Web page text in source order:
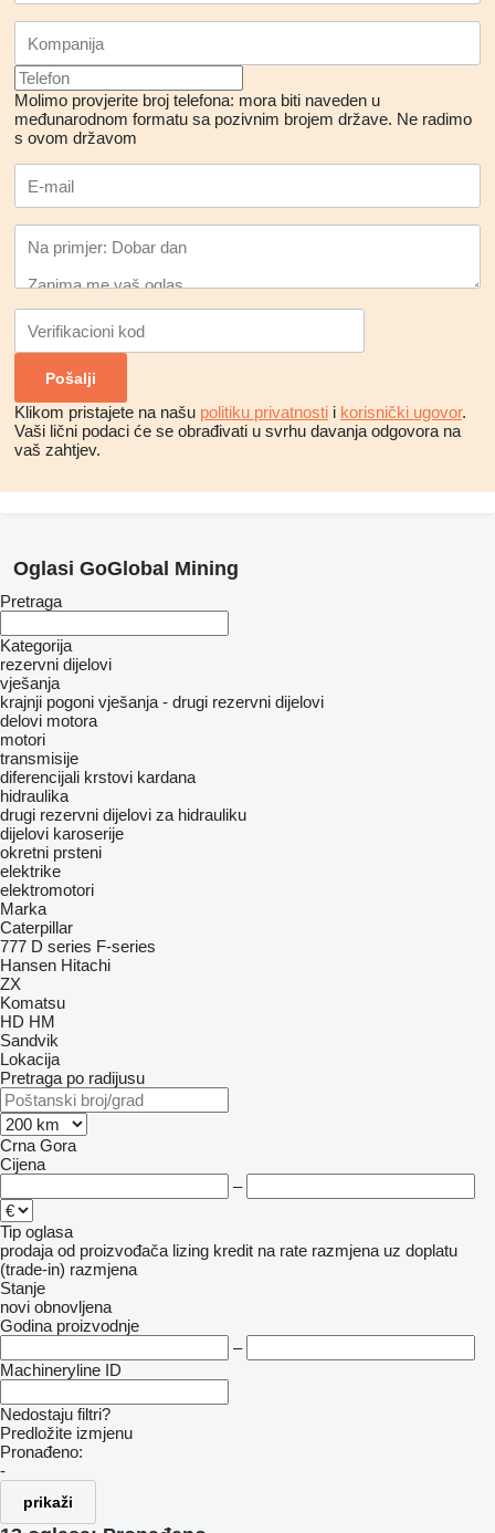
Molimo provjerite broj telefona: mora biti naveden u
međunarodnom formatu sa pozivnim brojem države. Ne radimo
s ovom državom
Klikom pristajete na našu politiku privatnosti i korisnički ugovor.
Vaši lični podaci će se obrađivati ​​u svrhu davanja odgovora na
vaš zahtjev.
Oglasi GoGlobal Mining
Pretraga
Kategorija
rezervni dijelovi
vješanja
krajnji pogoni vješanja - drugi rezervni dijelovi
delovi motora
motori
transmisije
diferencijali krstovi kardana
hidraulika
drugi rezervni dijelovi za hidrauliku
dijelovi karoserije
okretni prsteni
elektrike
elektromotori
Marka
Caterpillar
777 D series F-series
Hansen Hitachi
ZX
Komatsu
HD HM
Sandvik
Lokacija
Pretraga po radijusu
Crna Gora
Cijena
–
Tip oglasa
prodaja od proizvođača lizing kredit na rate razmjena uz doplatu
(trade-in) razmjena
Stanje
novi obnovljena
Godina proizvodnje
–
Machineryline ID
Nedostaju filtri?
Predložite izmjenu
Pronađeno:
-
prikaži